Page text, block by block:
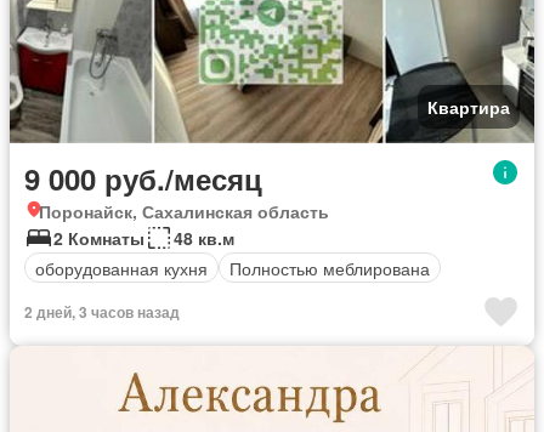
Квартира
9 000 руб./месяц
Поронайск, Сахалинская область
2 Комнаты
48 кв.м
оборудованная кухня
Полностью меблирована
2 дней, 3 часов назад